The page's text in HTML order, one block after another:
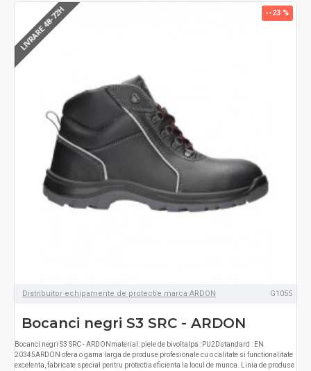
LIVRARE 48-72H --23 %
Distribuitor echipamente de protectie marca ARDON G1055
Bocanci negri S3 SRC - ARDON
Bocanci negri S3 SRC - ARDONmaterial: piele de bivoltalpă : PU2Dstandard : EN
20345ARDON ofera o gama larga de produse profesionale cu o calitate si functionalitate
excelenta, fabricate special pentru protectia eficienta la locul de munca. Linia de produse